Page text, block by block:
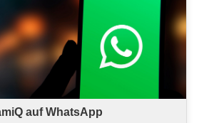
auf WhatsApp